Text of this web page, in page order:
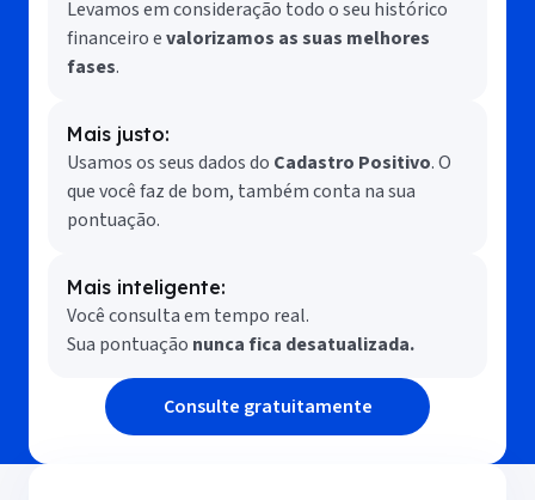
Levamos em consideração todo o seu histórico
financeiro evalorizamos as suas melhores
fases.
Mais justo:
Usamos os seus dados do Cadastro Positivo. O
que você faz de bom, também conta na sua
pontuação.
Mais inteligente:
Você consulta em tempo real.
Sua pontuação nunca fica desatualizada.
Consulte gratuitamente